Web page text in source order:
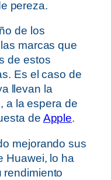
pereza.
de los
marcas que
de estos
Es el caso de
llevan la
a la espera de
de Apple.
mejorando sus
Huawei, lo ha
rendimiento